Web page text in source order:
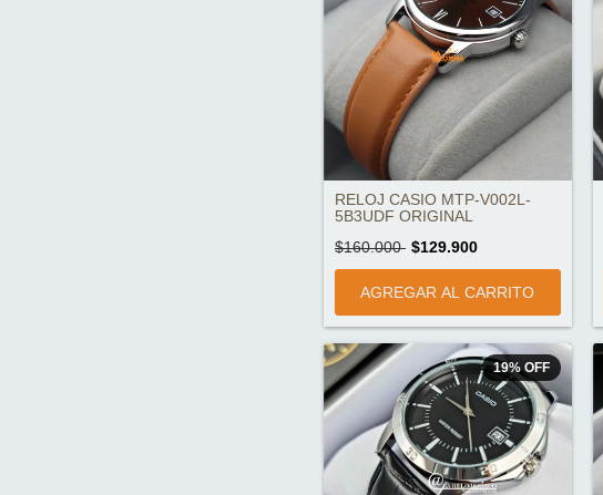
RELOJ CASIO MTP-V002L-
5B3UDF ORIGINAL
$160.000 $129.900
19%OFF